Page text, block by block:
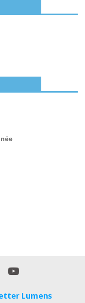
Lumens